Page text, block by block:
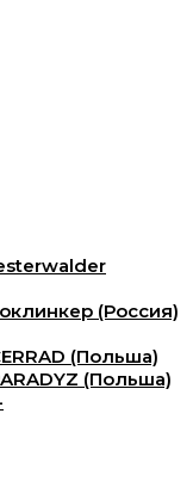
(Россия)
(Польша)
(Польша)